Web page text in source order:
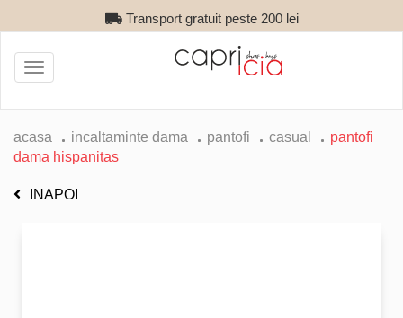
Transport gratuit peste 200 lei
Toggle
navigation
acasa incaltaminte dama pantofi casual
pantofi
dama hispanitas
INAPOI